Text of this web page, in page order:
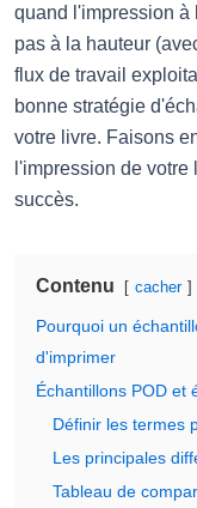
quand l'impression à
pas à la hauteur
flux de travail
bonne stratégie
votre livre. Faisons
l'impression de
succès.
Contenu cacher
Pourquoi un
d'imprimer
Échantillons POD et
Définir les termes
Les principales
Tableau de